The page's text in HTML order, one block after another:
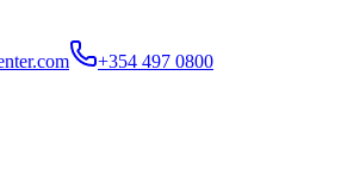
+354 497 0800